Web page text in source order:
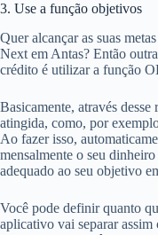
3. Use a função objetivos
Quer alcançar as suas
Next em Antas? Então
crédito é utilizar a função
Basicamente, através
atingida, como, por
Ao fazer isso,
mensalmente o seu
adequado ao seu objetivo
Você pode definir quanto
aplicativo vai separar